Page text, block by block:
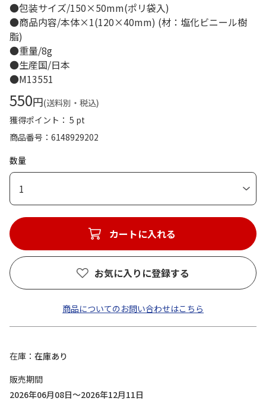
●包装サイズ/150×50mm(ポリ袋入)
●商品内容/本体×1(120×40mm) (材：塩化ビニール樹
脂)
●重量/8g
●生産国/日本
●M13551
550円(送料別・税込)
獲得ポイント： 5 pt
商品番号
6148929202
数量
1
カートに入れる
お気に入りに登録する
商品についてのお問い合わせはこちら
在庫
在庫あり
販売期間
2026年06月08日～2026年12月11日